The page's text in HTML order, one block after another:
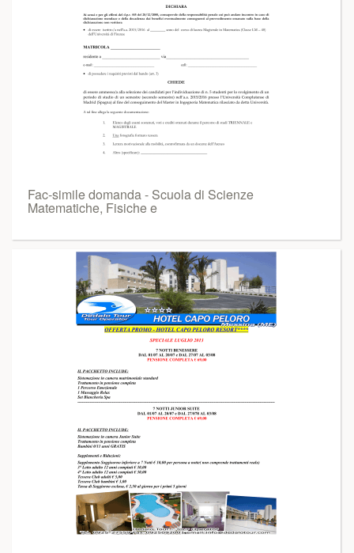
Fac-simile domanda - Scuola di Scienze
Matematiche, Fisiche e